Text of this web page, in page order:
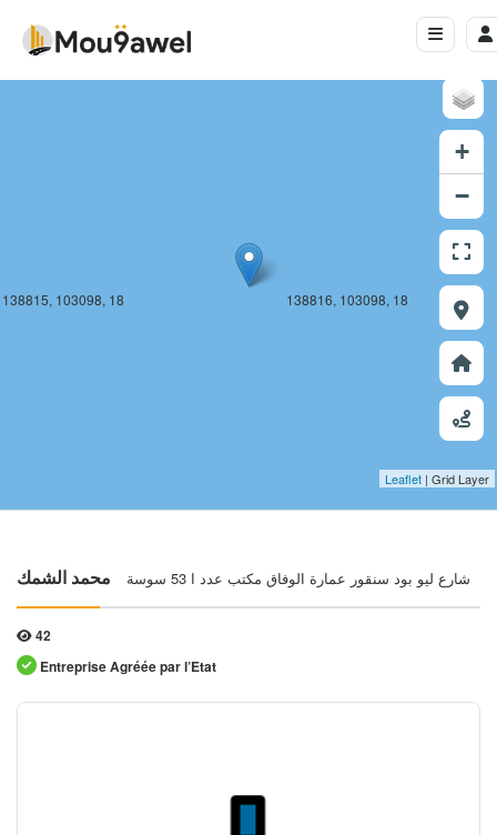
138815, 103098, 18 138816, 103098, 18
+
−
Leaflet | Grid Layer
محمد الشمك شارع ليو بود سنقور عمارة الوفاق مكتب عدد ا 53 سوسة
42
Entreprise Agréée par l’Etat